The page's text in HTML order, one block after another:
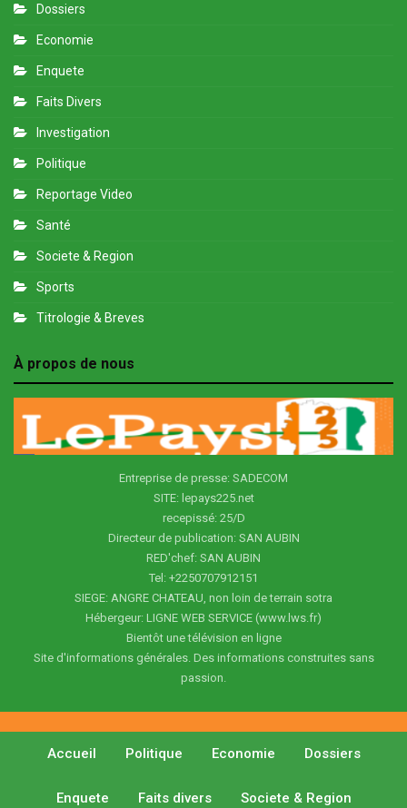
Dossiers
Economie
Enquete
Faits Divers
Investigation
Politique
Reportage Video
Santé
Societe & Region
Sports
Titrologie & Breves
À propos de nous
Entreprise de presse: SADECOM
SITE: lepays225.net
recepissé: 25/D
Directeur de publication: SAN AUBIN
RED'chef: SAN AUBIN
Tel: +2250707912151
SIEGE: ANGRE CHATEAU, non loin de terrain sotra
Hébergeur: LIGNE WEB SERVICE (www.lws.fr)
Bientôt une télévision en ligne
Site d'informations générales. Des informations construites sans
passion.
Accueil Politique Economie Dossiers
Enquete Faits divers Societe & Region